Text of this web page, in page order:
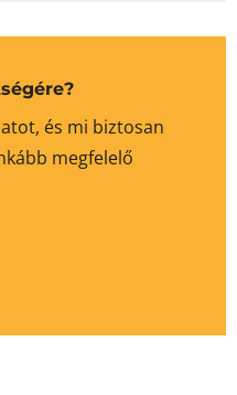
és mi biztosan
megfelelő